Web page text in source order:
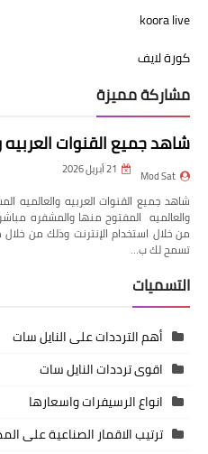
koora live
كورة لايف
مشاركة مميزة
شاهد جميع القنوات العربيه
Mod Sat 21 أبريل 2026
والعالميه المفتوح منها والمشفره
من خلال استخدام الإنترنت وذلك من
تسمح لك ب…
التسميات
أهم الترددات على النايل سات
اقوى ترددات النايل سات
انواع الرسيفرات واسعارها
ترتيب الاقمار الصناعية على